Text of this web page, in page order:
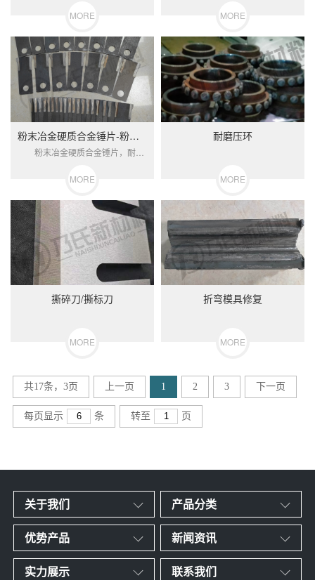
MORE MORE
粉末冶金硬质合金锤片-粉碎饲料等
MORE
耐磨压环
MORE
撕碎刀/撕标刀
MORE
折弯模具修复
MORE
共17条，3页 上一页 1 2 3 下一页
每页显示 条 转至 页
关于我们 产品分类
优势产品 新闻资讯
实力展示 联系我们